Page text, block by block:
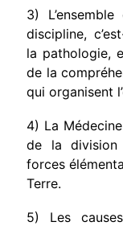
3)
discipline,
la pathologie,
de la
qui organisent
4) La
de la division
forces
Terre.
5) Les